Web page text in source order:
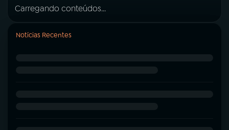
Carregando conteúdos...
Notícias Recentes